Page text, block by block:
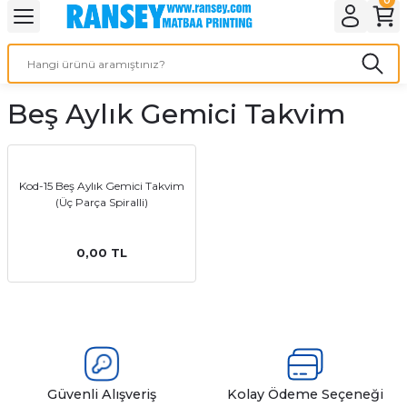
Geri Dön
Geri Dön
Geri Dön
Geri Dön
Ürünleri
Geri Dön
Geri Dön
Geri Dön
Beş Aylık Gemici Takvim
Kod-15 Beş Aylık Gemici Takvim
(Üç Parça Spiralli)
0,00 TL
Güvenli Alışveriş Kolay Ödeme Seçeneği